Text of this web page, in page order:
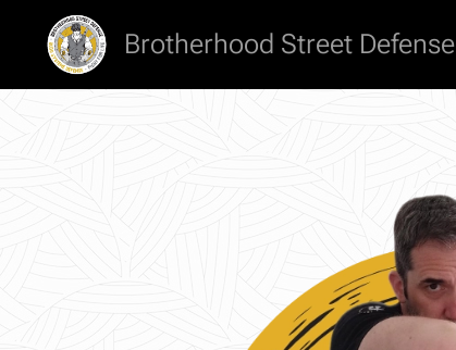
Brotherhood Street Defense